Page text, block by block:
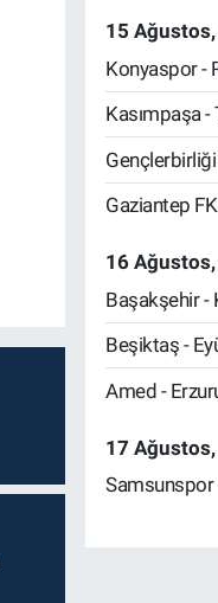
15
Konyaspor -
Kasımpaşa
Gaziantep
16
Başakşehir -
Beşiktaş -
Amed -
17
Samsunspor